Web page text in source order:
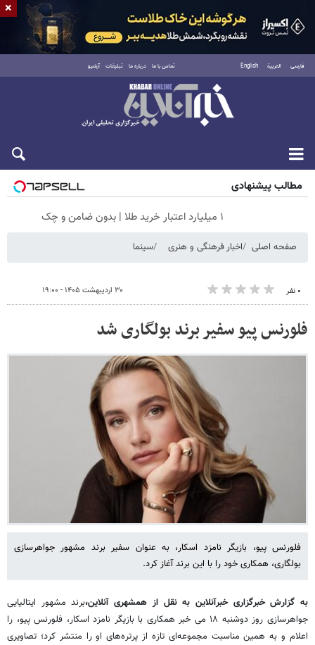
فارسی العربية English تماس با ما درباره ما تبلیغات آرشیو
جمعه ۱۶ مرداد ۱۴۰۵
مطالب پیشنهادی
۱ میلیارد اعتبار خرید طلا | بدون ضامن و چک
صفحه اصلی اخبار فرهنگی و هنری سینما
۰ نفر ۳۰ اردیبهشت ۱۴۰۵ - ۱۹:۰۰
فلورنس پیو سفیر برند بولگاری شد
فلورنس پیو، بازیگر نامزد اسکار، به عنوان سفیر برند مشهور جواهرسازی
بولگاری، همکاری خود را با این برند آغاز کرد.
به گزارش خبرگزاری خبرآنلاین به نقل از همشهری آنلاین،برند مشهور ایتالیایی
جواهرسازی روز دوشنبه ۱۸ می خبر همکاری با بازیگر نامزد اسکار، فلورنس پیو، را
اعلام و به همین مناسبت مجموعه‌ای تازه از پرتره‌های او را منتشر کرد؛ تصاویری
×